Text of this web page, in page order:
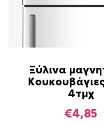
Ξύλινα
4τμχ
€4,85